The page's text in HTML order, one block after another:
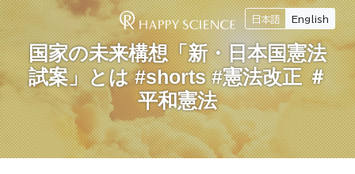
日本語 English
国家の未来構想「新・日本国憲法
試案」とは #shorts #憲法改正 ＃
平和憲法